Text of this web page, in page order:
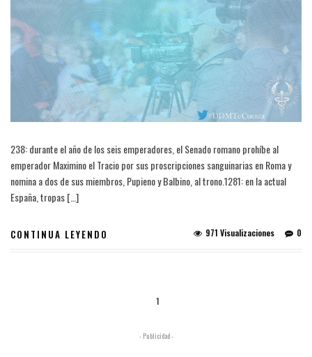
238: durante el año de los seis emperadores, el Senado romano prohíbe al
emperador Maximino el Tracio por sus proscripciones sanguinarias en Roma y
nomina a dos de sus miembros, Pupieno y Balbino, al trono.1281: en la actual
España, tropas […]
CONTINUA LEYENDO 0
971 Visualizaciones
1
- Publicidad -